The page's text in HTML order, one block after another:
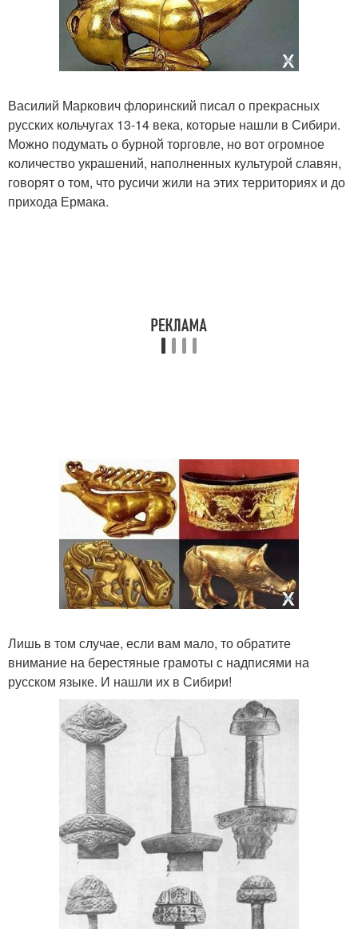
Василий Маркович флоринский писал о прекрасных
русских кольчугах 13-14 века, которые нашли в Сибири.
Можно подумать о бурной торговле, но вот огромное
количество украшений, наполненных культурой славян,
говорят о том, что русичи жили на этих территориях и до
прихода Ермака.
Лишь в том случае, если вам мало, то обратите
внимание на берестяные грамоты с надписями на
русском языке. И нашли их в Сибири!